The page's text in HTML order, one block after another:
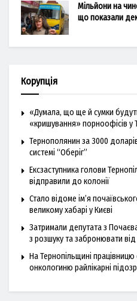
Мільйони на
що показали
Корупція
«Думала, що ще й сумки
«кришування» порноофісів у
Тернополянин за 3000
системі “Оберіг”
Ексзаступника голови
відправили до колонії
Стало відоме ім’я
великому хабарі у Києві
Затримали депутата з
з розшуку та забронювати від
На Тернопільщині
онкологиню райлікарні